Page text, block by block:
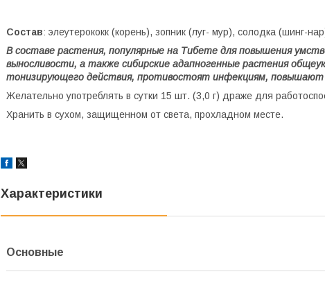
Состав: элеутерококк (корень), зопник (луг- мур), солодка (шинг-
В составе растения, популярные на Тибете для повышения
выносливости, а также сибирские адапногенные растения
тонизирующего действия, противостоят инфекциям, повышают
Желательно употреблять в сутки 15 шт. (3,0 г) драже для
Хранить в сухом, защищенном от света, прохладном месте.
Характеристики
Основные